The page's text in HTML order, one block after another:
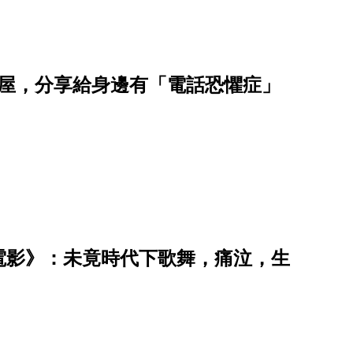
，分享給身邊有「電話恐懼症」
》：未竟時代下歌舞，痛泣，生